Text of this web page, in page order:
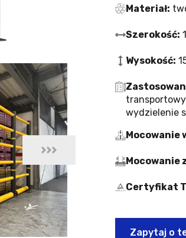
Materiał:
Szerokość:
Wysokość:
wydzielenie
Mocowanie
Mocowanie
Certyfikat
Zapytaj o